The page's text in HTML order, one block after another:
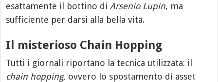
esattamente il bottino diArsenio Lupin, ma
sufficiente per darsi alla bella vita.
Il misterioso Chain Hopping
Tutti i giornali riportano la tecnica utilizzata: il
chain hopping, ovvero lo spostamento di asset